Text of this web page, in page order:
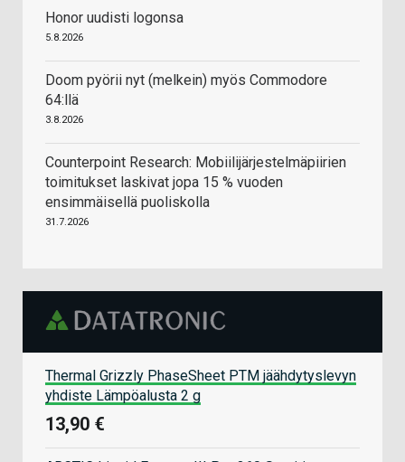
Honor uudisti logonsa
5.8.2026
Doom pyörii nyt (melkein) myös Commodore
64:llä
3.8.2026
Counterpoint Research: Mobiilijärjestelmäpiirien
toimitukset laskivat jopa 15 % vuoden
ensimmäisellä puoliskolla
31.7.2026
Thermal Grizzly PhaseSheet PTM jäähdytyslevyn
yhdiste Lämpöalusta 2 g
13,90 €